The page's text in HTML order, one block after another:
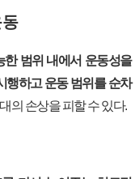
한 범위 내에서 운동성을
행하고 운동 범위를 순차
의 손상을 피할 수 있다.